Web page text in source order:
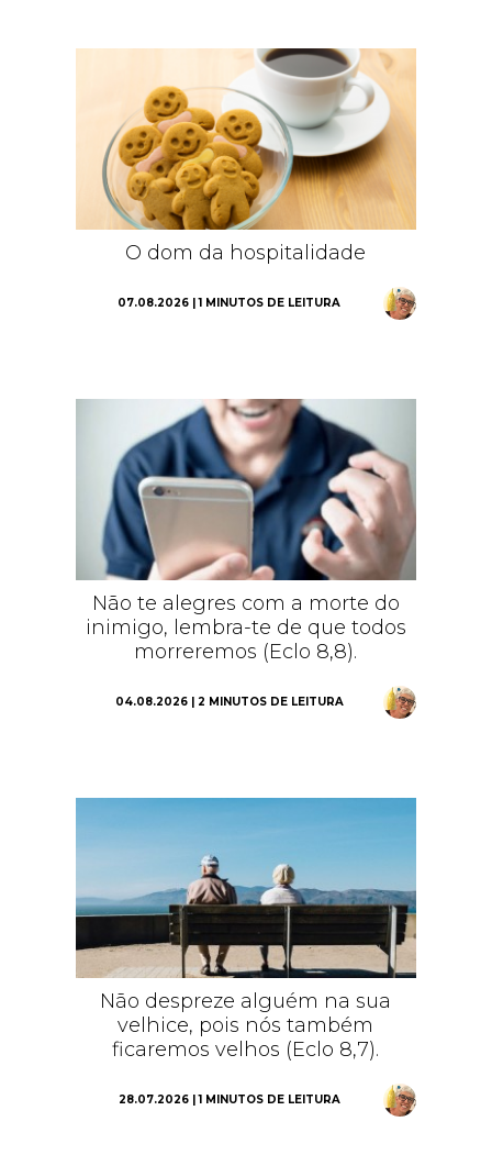
O dom da hospitalidade
07.08.2026 | 1 MINUTOS DE LEITURA
Não te alegres com a morte do
inimigo, lembra-te de que todos
morreremos (Eclo 8,8).
04.08.2026 | 2 MINUTOS DE LEITURA
Não despreze alguém na sua
velhice, pois nós também
ficaremos velhos (Eclo 8,7).
28.07.2026 | 1 MINUTOS DE LEITURA